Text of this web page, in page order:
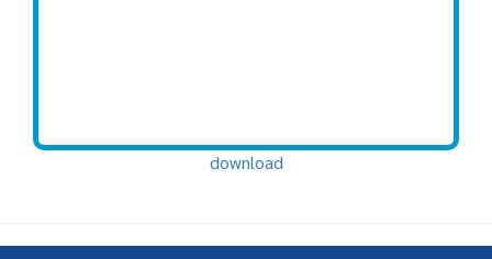
download